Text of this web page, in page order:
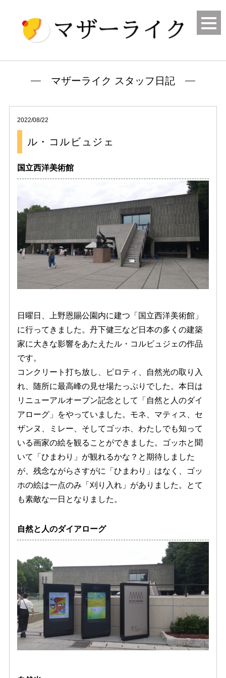
マザーライク スタッフ日記
2022/08/22
ル・コルビュジェ
国立西洋美術館
日曜日、上野恩賜公園内に建つ「国立西洋美術館」
に行ってきました。丹下健三など日本の多くの建築
家に大きな影響をあたえたル・コルビュジェの作品
です。
コンクリート打ち放し、ピロティ、自然光の取り入
れ、随所に最高峰の見せ場たっぷりでした。本日は
リニューアルオープン記念として「自然と人のダイ
アローグ」をやっていました。モネ、マティス、セ
ザンヌ、ミレー、そしてゴッホ、わたしでも知って
いる画家の絵を観ることができました。ゴッホと聞
いて「ひまわり」が観れるかな？と期待しました
が、残念ながらさすがに「ひまわり」はなく、ゴッ
ホの絵は一点のみ「刈り入れ」がありました。とて
も素敵な一日となりました。
自然と人のダイアローグ